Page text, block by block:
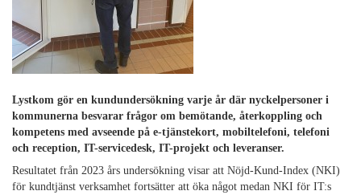
Lystkom gör en kundundersökning varje år där nyckelpersoner i
kommunerna besvarar frågor om bemötande, återkoppling och
kompetens med avseende på e-tjänstekort, mobiltelefoni, telefoni
och reception, IT-servicedesk, IT-projekt och leveranser.
Resultatet från 2023 års undersökning visar att Nöjd-Kund-Index (NKI)
för kundtjänst verksamhet fortsätter att öka något medan NKI för IT:s